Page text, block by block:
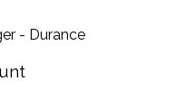
- Durance